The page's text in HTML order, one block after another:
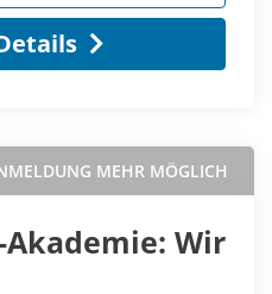
MEHR MÖGLICH
Wir